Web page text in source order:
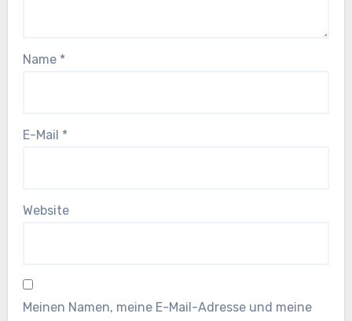
Name *
E-Mail *
Website
Meinen Namen, meine E-Mail-Adresse und meine